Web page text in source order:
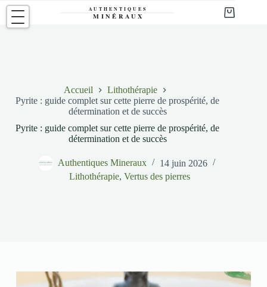
Passer
contenu
Panier
Accueil
Lithothérapie
Pyrite : guide complet sur cette pierre de prospérité, de
détermination et de succès
Pyrite : guide complet sur cette pierre de prospérité, de
détermination et de succès
Authentiques Mineraux
14 juin 2026
Lithothérapie, Vertus des pierres